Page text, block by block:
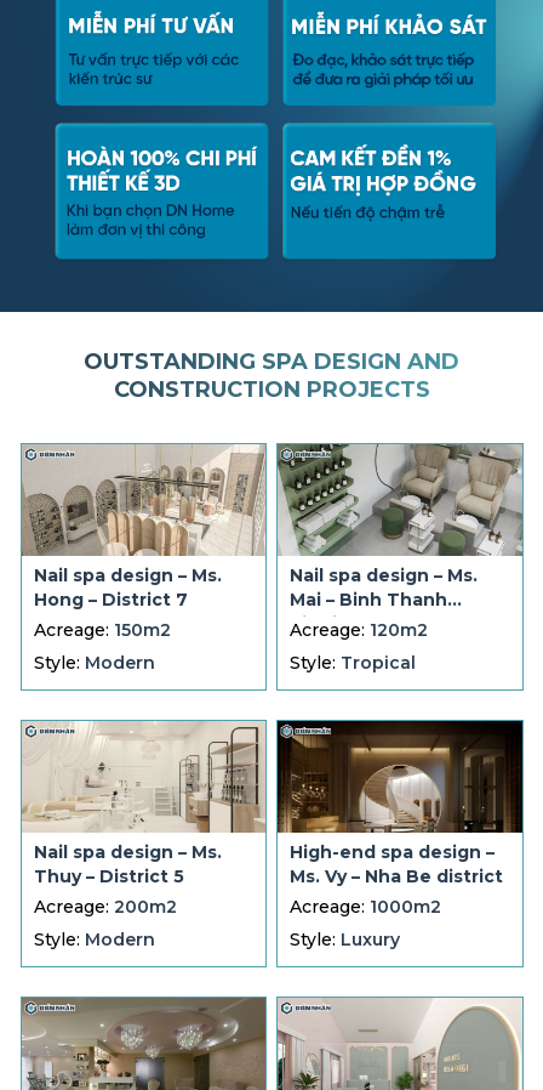
OUTSTANDING SPA DESIGN AND
CONSTRUCTION PROJECTS
Nail spa design – Ms.
Hong – District 7
Acreage: 150m2
Style: Modern
Nail spa design – Ms.
Mai – Binh Thanh
district
Acreage: 120m2
Style: Tropical
Nail spa design – Ms.
Thuy – District 5
Acreage: 200m2
Style: Modern
High-end spa design –
Ms. Vy – Nha Be district
Acreage: 1000m2
Style: Luxury